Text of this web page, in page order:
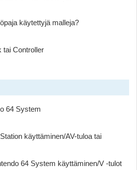
käytettyjä malleja?
tai Controller
64 System
käyttäminen/AV-tuloa tai
64 System käyttäminen/V -tulot